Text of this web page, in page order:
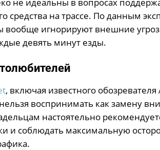
не идеальны в вопросах
средства на трассе. По данным
вообще игнорируют внешние
девять минут езды.
, включая известного обозревателя
воспринимать как замену
настоятельно
и соблюдать максимальную